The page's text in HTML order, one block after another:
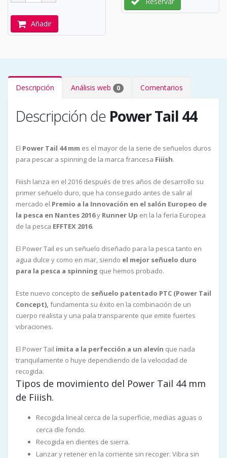
Añadir
Descripción Análisis web 0 Comentarios
Descripción de Power Tail 44
El Power Tail 44 mm es el mayor de la serie de señuelos duros
para pescar a spinning de la marca francesa Fiiish.
Fiiish lanza en el 2016 después de tres años de desarrollo su
primer señuelo duro, que ha conseguido antes de salir al
mercado el Premio a la Innovación en el salón Europeo de
la pesca en Nantes 2016y Runner Up en la la feria Europea
de la pesca EFFTEX 2016.
El Power Tail es un señuelo diseñado para la pesca tanto en
agua dulce y como en mar, siendo el mejor señuelo duro
para la pesca a spinning que hemos probado.
Este nuevo concepto de señuelo patentado PTC (Power Tail
Concept), fundamenta su éxito en la combinación de un
cuerpo realista y una pala transparente que emite fuertes
vibraciones.
El Power Tail imita a la perfección a un alevín que nada
tranquilamente o huye dependiendo de la velocidad de
recogida.
Tipos de movimiento del Power Tail 44 mm
de Fiiish.
Recogida lineal cerca de la superficie, medias aguas o
cerca dle fondo.
Recogida en dientes de sierra.
Lanzar y retener en la corriente sin recoger. Vibra sin